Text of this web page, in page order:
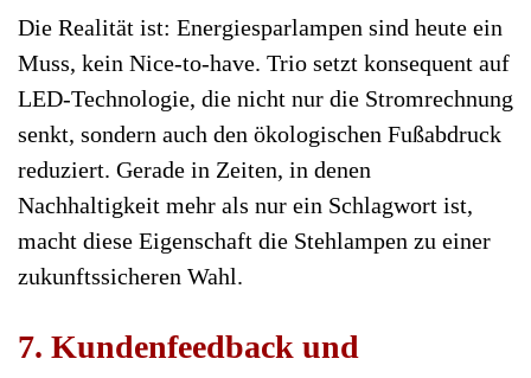
Die Realität ist: Energiesparlampen sind heute ein
Muss, kein Nice-to-have. Trio setzt konsequent auf
LED-Technologie, die nicht nur die Stromrechnung
senkt, sondern auch den ökologischen Fußabdruck
reduziert. Gerade in Zeiten, in denen
Nachhaltigkeit mehr als nur ein Schlagwort ist,
macht diese Eigenschaft die Stehlampen zu einer
zukunftssicheren Wahl.
7. Kundenfeedback und